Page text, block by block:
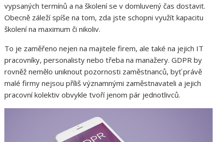
vypsaných termínů a na školení se v domluvený čas dostavit.
Obecně záleží spíše na tom, zda jste schopni využít kapacitu
školení na maximum či nikoliv.
To je zaměřeno nejen na majitele firem, ale také na jejich IT
pracovníky, personalisty nebo třeba na manažery. GDPR by
rovněž nemělo uniknout pozornosti zaměstnanců, byť právě
malé firmy nejsou příliš významnými zaměstnavateli a jejich
pracovní kolektiv obvykle tvoří jenom pár jednotlivců.